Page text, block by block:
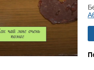
Сидоренко